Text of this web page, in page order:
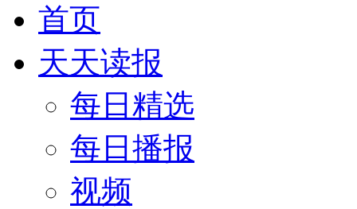
首页
天天读报
每日精选
每日播报
视频